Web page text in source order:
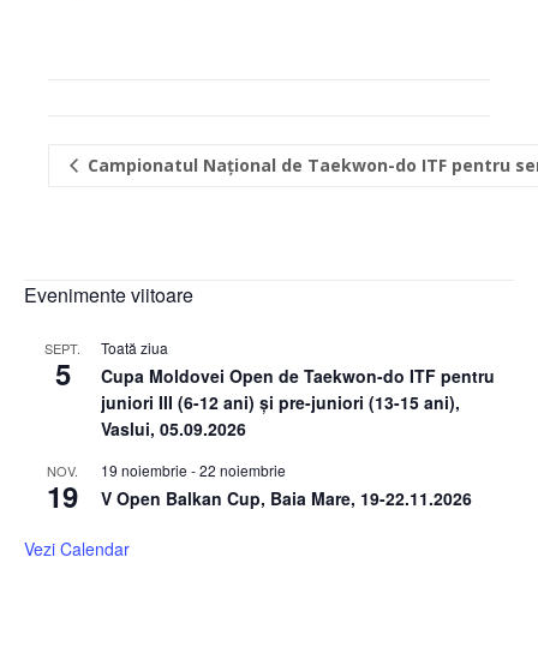
Campionatul Național de Taekwon-do ITF pentru
Evenimente viitoare
SEPT.
5
Toată ziua
Cupa Moldovei Open de Taekwon-do ITF pentru
juniori III (6-12 ani) și pre-juniori (13-15 ani),
Vaslui, 05.09.2026
NOV.
19
19 noiembrie -22 noiembrie
V Open Balkan Cup, Baia Mare, 19-22.11.2026
Vezi Calendar